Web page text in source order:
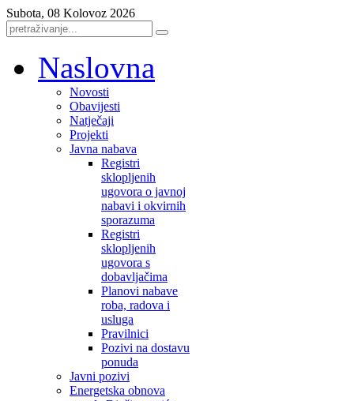
Subota, 08 Kolovoz 2026
Naslovna
Novosti
Obavijesti
Natječaji
Projekti
Javna nabava
Registri
sklopljenih
ugovora o javnoj
nabavi i okvirnih
sporazuma
Registri
sklopljenih
ugovora s
dobavljačima
Planovi nabave
roba, radova i
usluga
Pravilnici
Pozivi na dostavu
ponuda
Javni pozivi
Energetska obnova